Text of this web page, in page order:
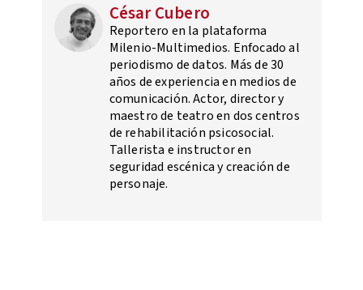
César Cubero
Reportero en la plataforma
Milenio-Multimedios. Enfocado al
periodismo de datos. Más de 30
años de experiencia en medios de
comunicación. Actor, director y
maestro de teatro en dos centros
de rehabilitación psicosocial.
Tallerista e instructor en
seguridad escénica y creación de
personaje.